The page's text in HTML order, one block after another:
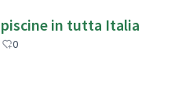
piscine in tutta Italia
0